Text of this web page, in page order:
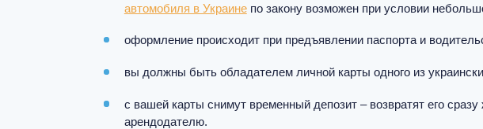
автомобиля в Украинепо закону возможен при условии
оформление происходит при предъявлении паспорта и
вы должны быть обладателем личной карты одного из
с вашей карты снимут временный депозит – возвратят его
арендодателю.